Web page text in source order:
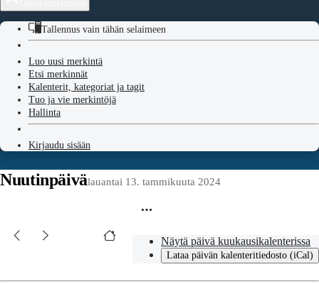
Tallennus vain tähän selaimeen
Luo uusi merkintä
Etsi merkinnät
Kalenterit, kategoriat ja tagit
Tuo ja vie merkintöjä
Hallinta
Kirjaudu sisään
Nuutinpäivälauantai 13. tammikuuta 2024
Näytä päivä kuukausikalenterissa
Lataa päivän kalenteritiedosto (iCal)